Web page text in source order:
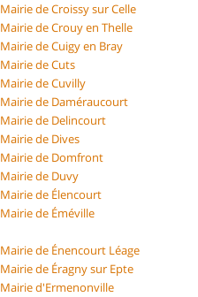
Mairie de Croissy sur Celle
Mairie de Crouy en Thelle
Mairie de Cuigy en Bray
Mairie de Cuts
Mairie de Cuvilly
Mairie de Daméraucourt
Mairie de Delincourt
Mairie de Dives
Mairie de Domfront
Mairie de Duvy
Mairie de Élencourt
Mairie de Éméville
Mairie de Énencourt Léage
Mairie de Éragny sur Epte
Mairie d'Ermenonville